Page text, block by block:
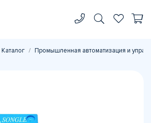
Каталог Промышленная автоматизация и